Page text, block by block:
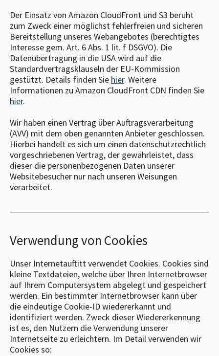
Der Einsatz von Amazon CloudFront und S3 beruht
zum Zweck einer möglichst fehlerfreien und sicheren
Bereitstellung unseres Webangebotes (berechtigtes
Interesse gem. Art. 6 Abs. 1 lit. f DSGVO). Die
Datenübertragung in die USA wird auf die
Standardvertragsklauseln der EU-Kommission
gestützt. Details finden Sie hier. Weitere
Informationen zu Amazon CloudFront CDN finden Sie
hier.
Wir haben einen Vertrag über Auftragsverarbeitung
(AVV) mit dem oben genannten Anbieter geschlossen.
Hierbei handelt es sich um einen datenschutzrechtlich
vorgeschriebenen Vertrag, der gewährleistet, dass
dieser die personenbezogenen Daten unserer
Websitebesucher nur nach unseren Weisungen
verarbeitet.
Verwendung von Cookies
Unser Internetauftitt verwendet Cookies. Cookies sind
kleine Textdateien, welche über Ihren Internetbrowser
auf Ihrem Computersystem abgelegt und gespeichert
werden. Ein bestimmter Internetbrowser kann über
die eindeutige Cookie-ID wiedererkannt und
identifiziert werden. Zweck dieser Wiedererkennung
ist es, den Nutzern die Verwendung unserer
Internetseite zu erleichtern. Im Detail verwenden wir
Cookies so: